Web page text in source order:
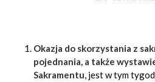
Okazja do skorzystania z
pojednania, a także
Sakramentu, jest w tym